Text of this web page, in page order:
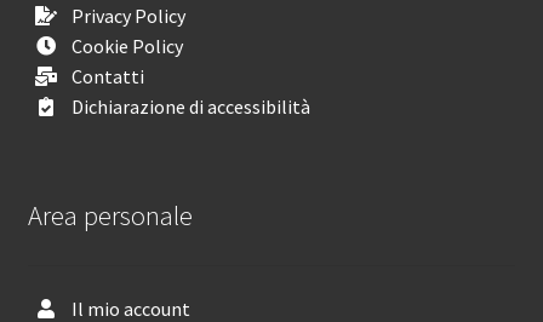
Privacy Policy
Cookie Policy
Contatti
Dichiarazione di accessibilità
Area personale
Il mio account